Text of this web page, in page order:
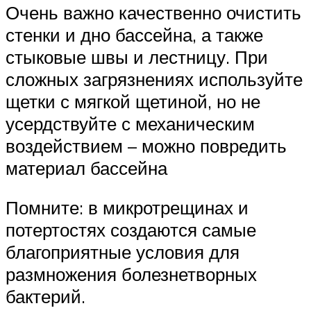
Очень важно качественно очистить
стенки и дно бассейна, а также
стыковые швы и лестницу. При
сложных загрязнениях используйте
щетки с мягкой щетиной, но не
усердствуйте с механическим
воздействием – можно повредить
материал бассейна
Помните: в микротрещинах и
потертостях создаются самые
благоприятные условия для
размножения болезнетворных
бактерий.